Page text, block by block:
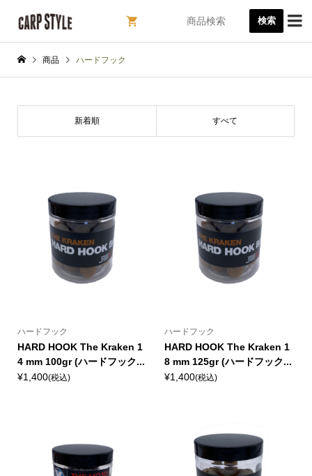
検索 
商品 ハードフック
新着順 すべて
ハードフック
HARD HOOK The Kraken 1
4 mm 100gr (ハードフック...
¥1,400(税込)
ハードフック
HARD HOOK The Kraken 1
8 mm 125gr (ハードフック...
¥1,400(税込)